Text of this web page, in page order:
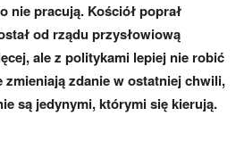
nie pracują. Kościół poprał
od rządu przysłowiową
ale z politykami lepiej nie robić
zmieniają zdanie w ostatniej chwili,
są jedynymi, którymi się kierują.